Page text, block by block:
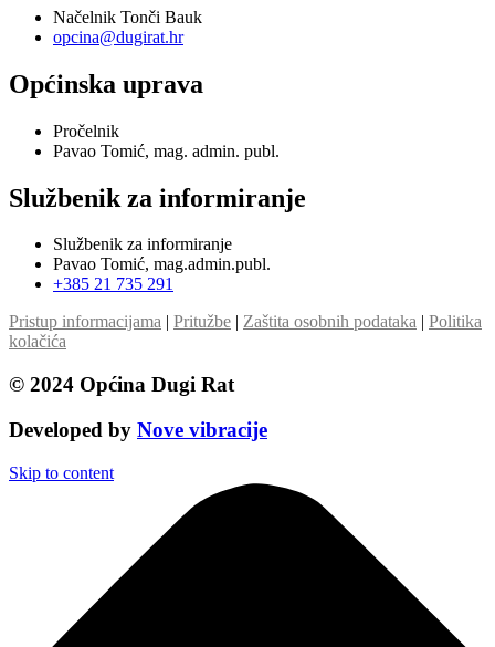
Načelnik Tonči Bauk
opcina@dugirat.hr
Općinska uprava
Pročelnik
Pavao Tomić, mag. admin. publ.
Službenik za informiranje
Službenik za informiranje
Pavao Tomić, mag.admin.publ.
+385 21 735 291
Pristup informacijama | Pritužbe | Zaštita osobnih podataka | Politika
kolačića
© 2024 Općina Dugi Rat
Developed by Nove vibracije
Skip to content